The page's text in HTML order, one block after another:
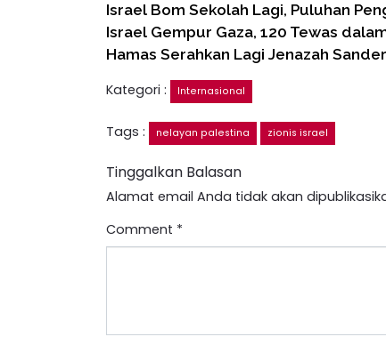
Israel Bom Sekolah Lagi, Puluhan
Israel Gempur Gaza, 120 Tewas
Hamas Serahkan Lagi Jenazah
Kategori :
Internasional
Tags : nelayan palestina zionis israel
Tinggalkan Balasan
Alamat email Anda tidak akan
Comment *